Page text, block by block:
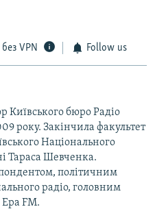
VPN Follow us
Київського бюро Радіо
року. Закінчила факультет
Національного
Тараса Шевченка.
політичним
радіо, головним
FM.